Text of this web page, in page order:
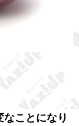
ことになり